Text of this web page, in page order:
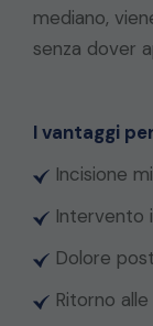
mediano,
senza dover
I vantaggi
Incisione
Intervento
Dolore
Ritorno